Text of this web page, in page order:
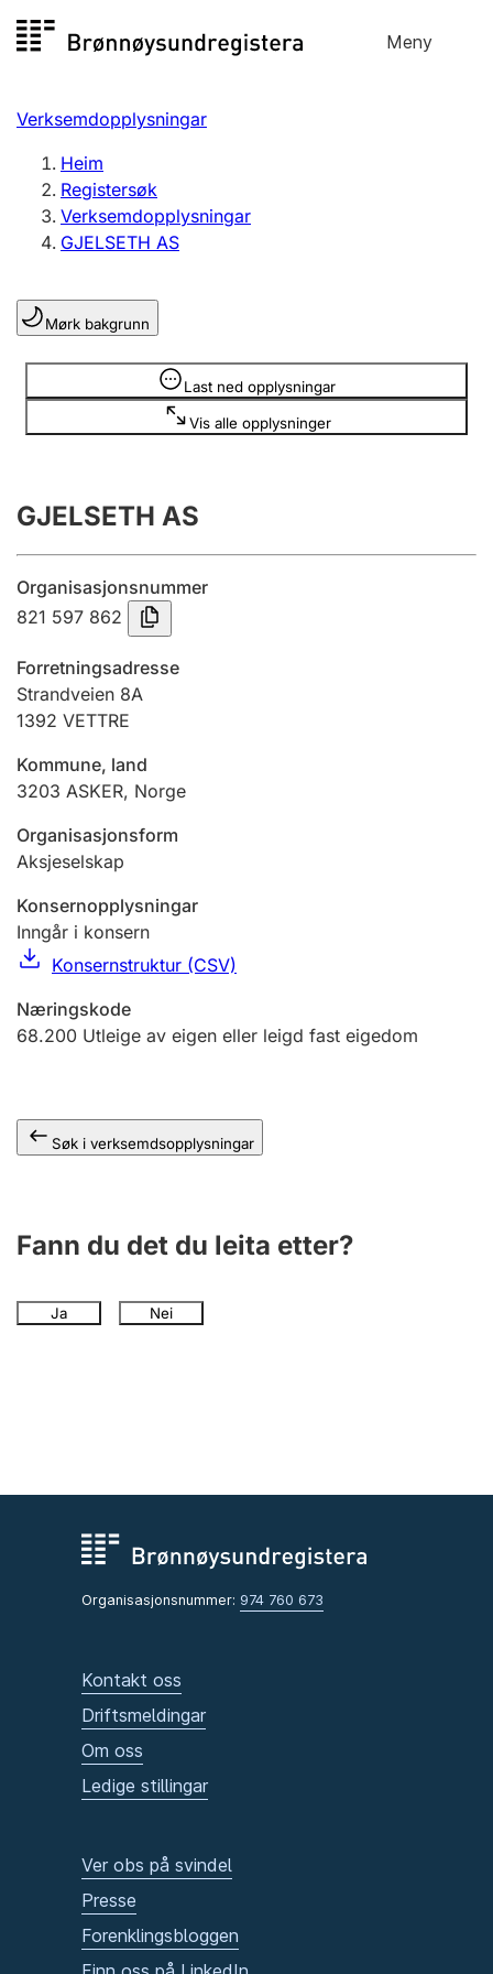
til
Meny
Registersøk
Aksjeselskap
Enkeltpersonføretak
Registrere, endre, slette
Lag og foreining
Registrere, endre, slette
Årsrekneskap
Innsending og forseinkingsgebyr
Tinglysing
Jeger
Ektepaktrettleiaren
Andre tema
Verksemdopplysningar
Heim
Registersøk
Verksemdopplysningar
GJELSETH AS
Mørk bakgrunn
Last ned opplysningar
Vis alle opplysninger
Opplysninger er skjult
GJELSETH AS
Organisasjonsnummer
821 597 862
Forretningsadresse
Strandveien 8A
1392 VETTRE
Kommune, land
3203 ASKER, Norge
Organisasjonsform
Aksjeselskap
Konsernopplysningar
Inngår i konsern
Konsernstruktur (CSV)
Næringskode
68.200 Utleige av eigen eller leigd fast eigedom
Søk i verksemdsopplysningar
Fann du det du leita etter?
Ja Nei
Organisasjonsnummer: 974 760 673
Kontakt oss
Driftsmeldingar
Om oss
Ledige stillingar
Ver obs på svindel
Presse
Forenklingsbloggen